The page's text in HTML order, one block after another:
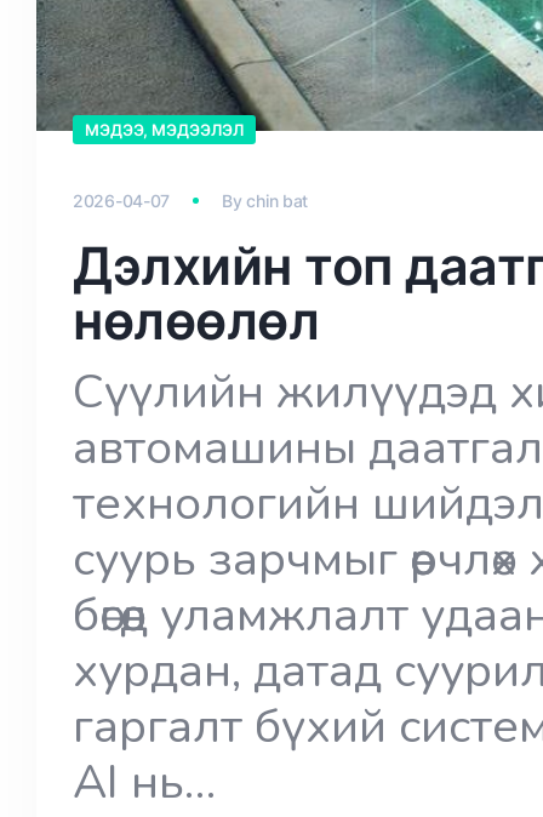
МЭДЭЭ, МЭДЭЭЛЭЛ
2026-04-07 Bychin bat
Дэлхийн топ
нөлөөлөл
Сүүлийн жилүүдэд
автомашины
технологийн
суурь зарчмыг
бөгөөд уламжлалт
хурдан, датад
гаргалт бүхий
AI нь…